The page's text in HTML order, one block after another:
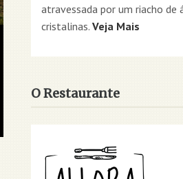
atravessada por um riacho de
cristalinas. Veja Mais
O Restaurante